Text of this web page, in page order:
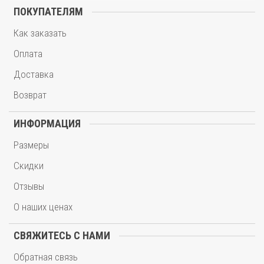
ПОКУПАТЕЛЯМ
Как заказать
Оплата
Доставка
Возврат
ИНФОРМАЦИЯ
Размеры
Скидки
Отзывы
О наших ценах
СВЯЖИТЕСЬ С НАМИ
Обратная связь